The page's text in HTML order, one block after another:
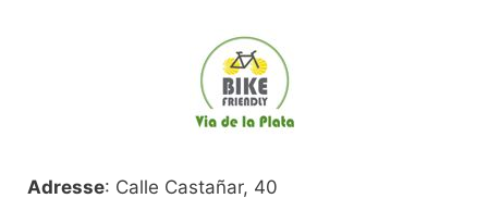
Adresse: Calle Castañar, 40